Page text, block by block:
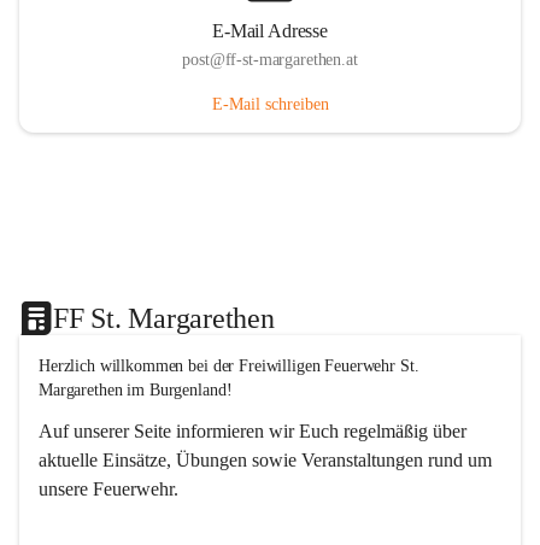
E-Mail Adresse
post@ff-st-margarethen.at
E-Mail schreiben
FF St. Margarethen
Herzlich willkommen bei der Freiwilligen Feuerwehr St.
Margarethen im Burgenland!
Auf unserer Seite informieren wir Euch regelmäßig über
aktuelle Einsätze, Übungen sowie Veranstaltungen rund um
unsere Feuerwehr.